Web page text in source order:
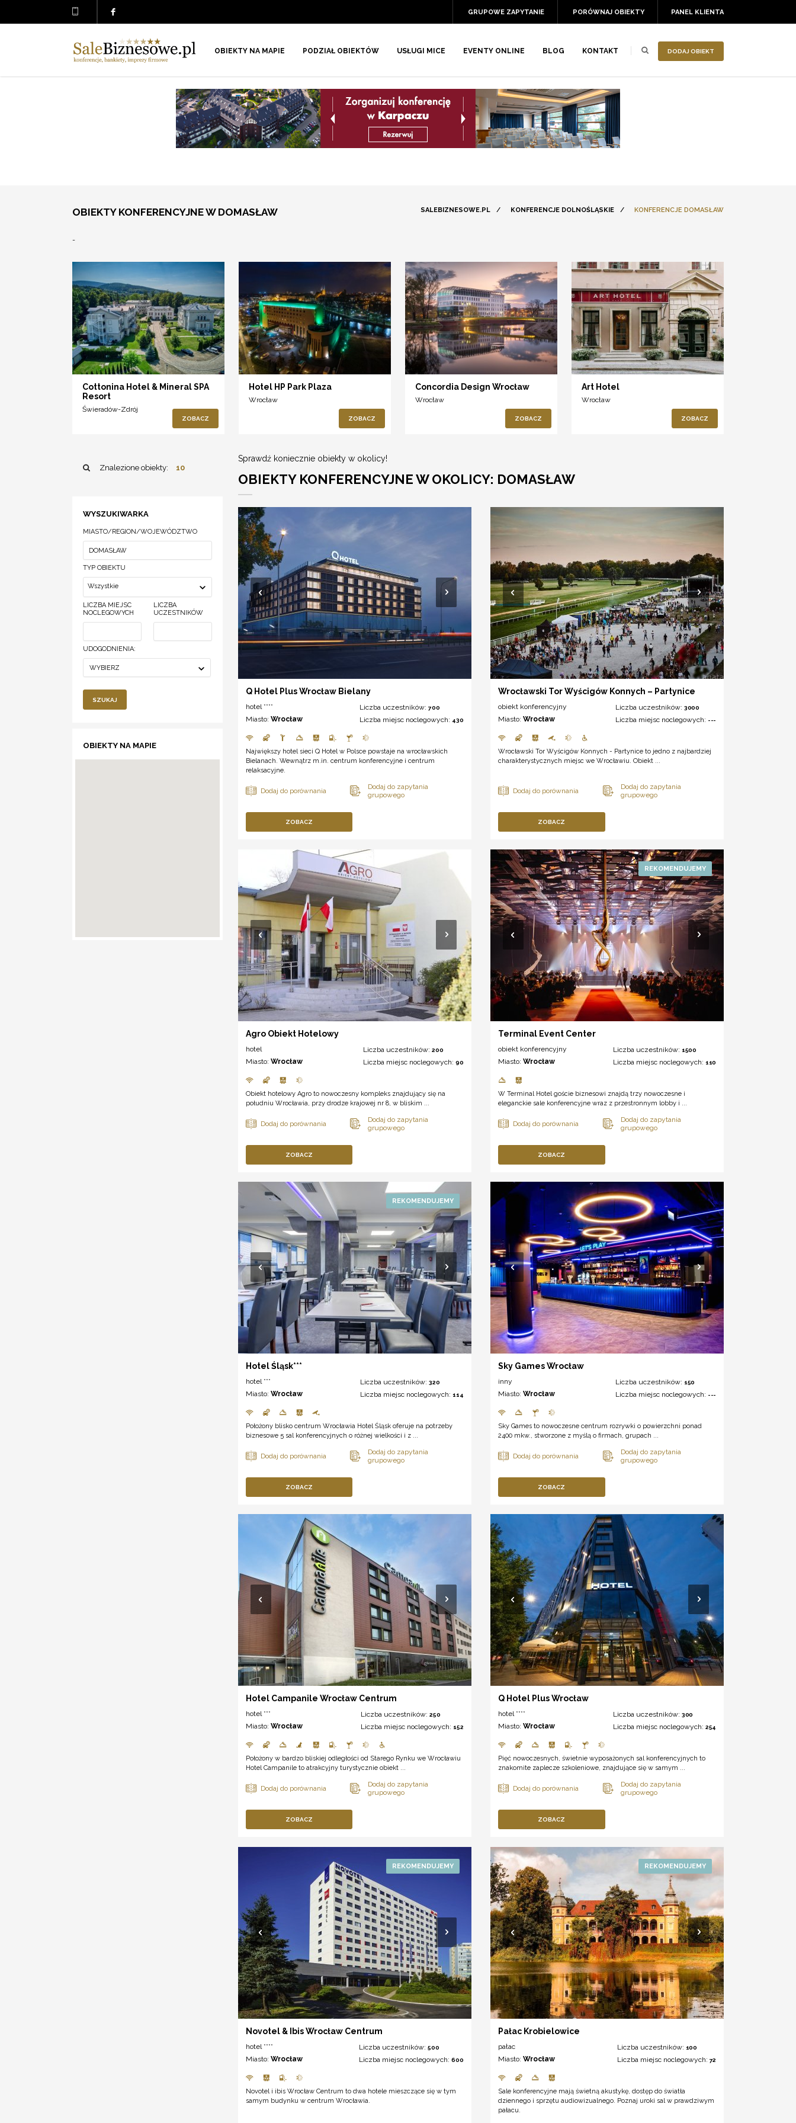
PANEL KLIENTA
PORÓWNAJ OBIEKTY
GRUPOWE ZAPYTANIE
DODAJ OBIEKT
OBIEKTY NA MAPIE PODZIAŁ OBIEKTÓW USŁUGI MICE EVENTY ONLINE BLOG KONTAKT
OBIEKTY KONFERENCYJNE W DOMASŁAW SALEBIZNESOWE.PL / KONFERENCJE DOLNOŚLĄSKIE / KONFERENCJE DOMASŁAW
-
Cottonina Hotel & Mineral SPA
Resort
Świeradów-Zdrój
ZOBACZ
Hotel HP Park Plaza
Wrocław
ZOBACZ
Concordia Design Wrocław
Wrocław
ZOBACZ
Art Hotel
Wrocław
ZOBACZ
Znalezione obiekty: 10
WYSZUKIWARKA
MIASTO/REGION/WOJEWÓDZTWO
TYP OBIEKTU
Wszystkie
LICZBA MIEJSC
NOCLEGOWYCH
LICZBA
UCZESTNIKÓW
UDOGODNIENIA:
WYBIERZ
SZUKAJ
OBIEKTY NA MAPIE
Sprawdź koniecznie obiekty w okolicy!
OBIEKTY KONFERENCYJNE W OKOLICY: DOMASŁAW
Q Hotel Plus Wrocław Bielany
hotel ****
Miasto: Wrocław
Liczba uczestników:700
Liczba miejsc noclegowych: 430
Największy hotel sieci Q Hotel w Polsce powstaje na wrocławskich
Bielanach. Wewnątrz m.in. centrum konferencyjne i centrum
relaksacyjne.
ZOBACZ
Wrocławski Tor Wyścigów Konnych – Partynice
obiekt konferencyjny
Miasto:Wrocław
Liczba uczestników: 3000
Liczba miejsc noclegowych: ---
Wrocławski Tor Wyścigów Konnych - Partynice to jedno z najbardziej
charakterystycznych miejsc we Wrocławiu. Obiekt ...
ZOBACZ
Agro Obiekt Hotelowy
hotel
Miasto: Wrocław
Liczba uczestników:200
Liczba miejsc noclegowych:90
Obiekt hotelowy Agro to nowoczesny kompleks znajdujący się na
południu Wrocławia, przy drodze krajowej nr 8, w bliskim ...
ZOBACZ
Terminal Event Center
obiekt konferencyjny
Miasto:Wrocław
Liczba uczestników: 1500
Liczba miejsc noclegowych: 110
W Terminal Hotel goście biznesowi znajdą trzy nowoczesne i
eleganckie sale konferencyjne wraz z przestronnym lobby i ...
ZOBACZ
Hotel Śląsk***
hotel ***
Miasto: Wrocław
Liczba uczestników:320
Liczba miejsc noclegowych:114
Położony blisko centrum Wrocławia Hotel Śląsk oferuje na potrzeby
biznesowe 5 sal konferencyjnych o różnej wielkości i z ...
ZOBACZ
Sky Games Wrocław
inny
Miasto:Wrocław
Liczba uczestników: 150
Liczba miejsc noclegowych: ---
Sky Games to nowoczesne centrum rozrywki o powierzchni ponad
2400 mkw., stworzone z myślą o firmach, grupach ...
ZOBACZ
Hotel Campanile Wrocław Centrum
hotel ***
Miasto: Wrocław
Liczba uczestników:250
Liczba miejsc noclegowych:152
Położony w bardzo bliskiej odległości od Starego Rynku we Wrocławiu
Hotel Campanile to atrakcyjny turystycznie obiekt ...
ZOBACZ
Q Hotel Plus Wrocław
hotel ****
Miasto:Wrocław
Liczba uczestników: 300
Liczba miejsc noclegowych: 254
Pięć nowoczesnych, świetnie wyposażonych sal konferencyjnych to
znakomite zaplecze szkoleniowe, znajdujące się w samym ...
ZOBACZ
Novotel & Ibis Wrocław Centrum
hotel ****
Miasto: Wrocław
Liczba uczestników:500
Liczba miejsc noclegowych:600
Novotel i ibis Wrocław Centrum to dwa hotele mieszczące się w tym
samym budynku w centrum Wrocławia.
Pałac Krobielowice
pałac
Miasto:Wrocław
Liczba uczestników: 100
Liczba miejsc noclegowych: 72
Sale konferencyjne mają świetną akustykę, dostęp do światła
dziennego i sprzętu audiowizualnego. Poznaj uroki sal w prawdziwym
pałacu.